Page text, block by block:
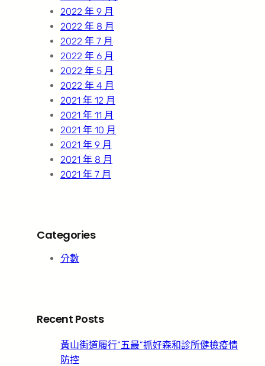
2022 年 9 月
2022 年 8 月
2022 年 7 月
2022 年 6 月
2022 年 5 月
2022 年 4 月
2021 年 12 月
2021 年 11 月
2021 年 10 月
2021 年 9 月
2021 年 8 月
2021 年 7 月
Categories
分數
Recent Posts
黃山街道履行“五最”抓好森和診所健檢疫情
防控